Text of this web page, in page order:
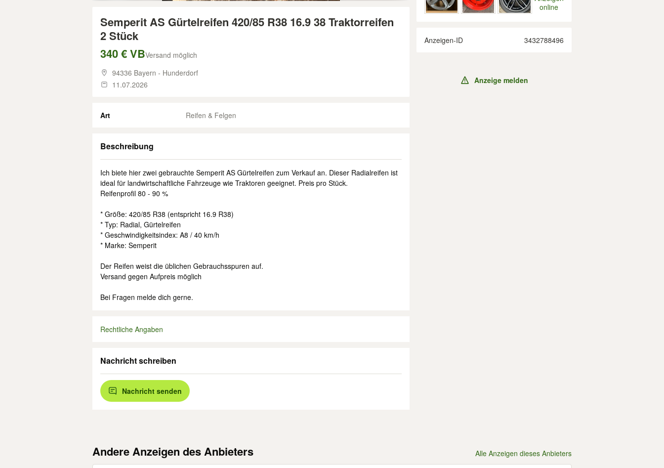
Semperit AS Gürtelreifen 420/85 R38 16.9 38 Traktorreifen
2 Stück
340 € VBVersand möglich
94336 Bayern - Hunderdorf
11.07.2026
Art Reifen & Felgen
Beschreibung
Ich biete hier zwei gebrauchte Semperit AS Gürtelreifen zum Verkauf an. Dieser Radialreifen ist
ideal für landwirtschaftliche Fahrzeuge wie Traktoren geeignet. Preis pro Stück.
Reifenprofil 80 - 90 %
* Größe: 420/85 R38 (entspricht 16.9 R38)
* Typ: Radial, Gürtelreifen
* Geschwindigkeitsindex: A8 / 40 km/h
* Marke: Semperit
Der Reifen weist die üblichen Gebrauchsspuren auf.
Versand gegen Aufpreis möglich
Bei Fragen melde dich gerne.
Rechtliche Angaben
Nachricht schreiben
Nachricht senden
online
Anzeigen-ID 3432788496
Anzeige melden
Andere Anzeigen des Anbieters Alle Anzeigen dieses Anbieters